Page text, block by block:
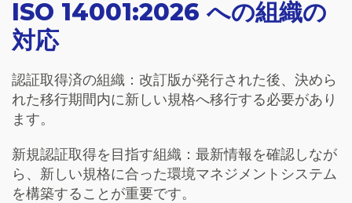
ISO 14001:2026 への組織の
対応
認証取得済の組織：改訂版が発行された後、決めら
れた移行期間内に新しい規格へ移行する必要があり
ます。
新規認証取得を目指す組織：最新情報を確認しなが
ら、新しい規格に合った環境マネジメントシステム
を構築することが重要です。